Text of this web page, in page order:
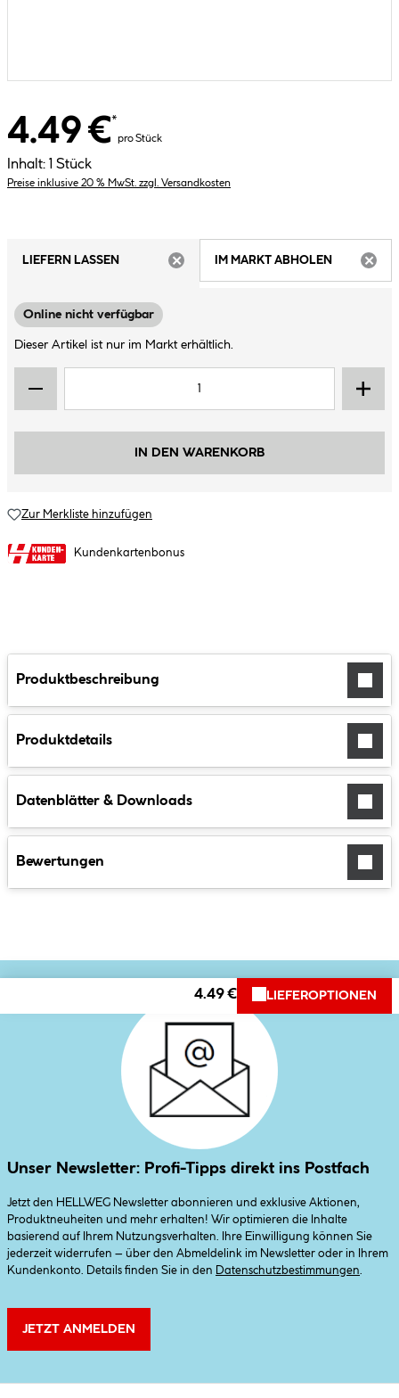
4.49 €*
pro Stück
Inhalt: 1 Stück
Preise inklusive 20 % MwSt. zzgl. Versandkosten
LIEFERN LASSEN
IM MARKT ABHOLEN
Online nicht verfügbar
Dieser Artikel ist nur im Markt erhältlich.
IN DEN WARENKORB
Zur Merkliste hinzufügen
Kundenkartenbonus
Produktbeschreibung
Produktdetails
Datenblätter & Downloads
Bewertungen
4.49 € LIEFEROPTIONEN
Unser Newsletter: Profi-Tipps direkt ins Postfach
Jetzt den HELLWEG Newsletter abonnieren und exklusive Aktionen,
Produktneuheiten und mehr erhalten! Wir optimieren die Inhalte
basierend auf Ihrem Nutzungsverhalten. Ihre Einwilligung können Sie
jederzeit widerrufen – über den Abmeldelink im Newsletter oder in Ihrem
Kundenkonto. Details finden Sie in den
Datenschutzbestimmungen
JETZT ANMELDEN